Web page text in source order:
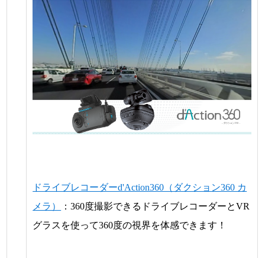
ドライブレコーダーd'Action360（ダクション360 カ
メラ）
：360度撮影できるドライブレコーダーとVR
グラスを使って360度の視界を体感できます！